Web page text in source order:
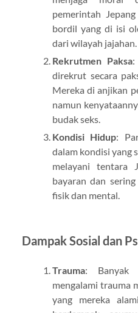
pemerintah
bordil yang di isi
dari wilayah jajahan.
Rekrutmen Paksa:
direkrut secara
Mereka di anjikan
namun
budak seks.
Kondisi Hidup:
dalam kondisi yang
melayani tentara
bayaran dan
fisik dan mental.
Dampak Sosial dan
Trauma: Banyak
mengalami trauma
yang mereka